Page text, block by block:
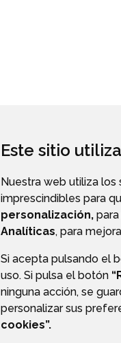
Este sitio
Nuestra web utiliza los
imprescindibles para
personalización,
Analíticas, para
Si acepta pulsando el
uso. Si pulsa el botón
ninguna acción, se
personalizar sus
cookies”.
AYUDAS Y SUBVENCIONES